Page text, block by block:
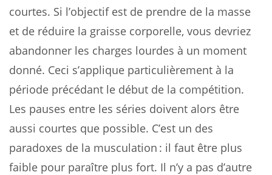
courtes. Si l’objectif est de prendre de la masse
et de réduire la graisse corporelle, vous devriez
abandonner les charges lourdes à un moment
donné. Ceci s’applique particulièrement à la
période précédant le début de la compétition.
Les pauses entre les séries doivent alors être
aussi courtes que possible. C’est un des
paradoxes de la musculation : il faut être plus
faible pour paraître plus fort. Il n’y a pas d’autre